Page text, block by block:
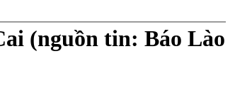
(nguồn tin: Báo Lào